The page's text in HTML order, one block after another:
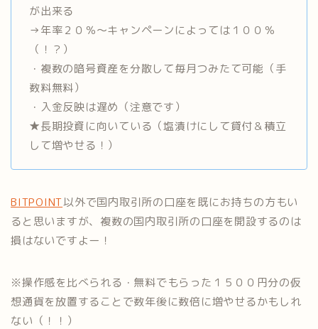
が出来る
→年率２０％〜キャンペーンによっては１００％
（！？）
・複数の暗号資産を分散して毎月つみたて可能（手
数料無料）
・入金反映は遅め（注意です）
★長期投資に向いている（塩漬けにして貸付＆積立
して増やせる！）
BITPOINT以外で国内取引所の口座を既にお持ちの方もい
ると思いますが、複数の国内取引所の口座を開設するのは
損はないですよー！
※操作感を比べられる・無料でもらった１５００円分の仮
想通貨を放置することで数年後に数倍に増やせるかもしれ
ない（！！）